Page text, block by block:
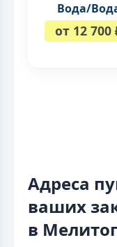
Вода/
от 12 700
Адреса
ваших
в